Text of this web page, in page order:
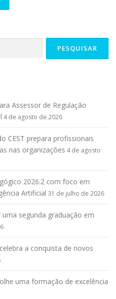
Assessor de Regulação
4 de agosto de 2026
CEST prepara profissionais
nas organizações 4 de agosto
2026.2 com foco em
Artificial 31 de julho de 2026
uma segunda graduação em
a conquista de novos
uma formação de excelência